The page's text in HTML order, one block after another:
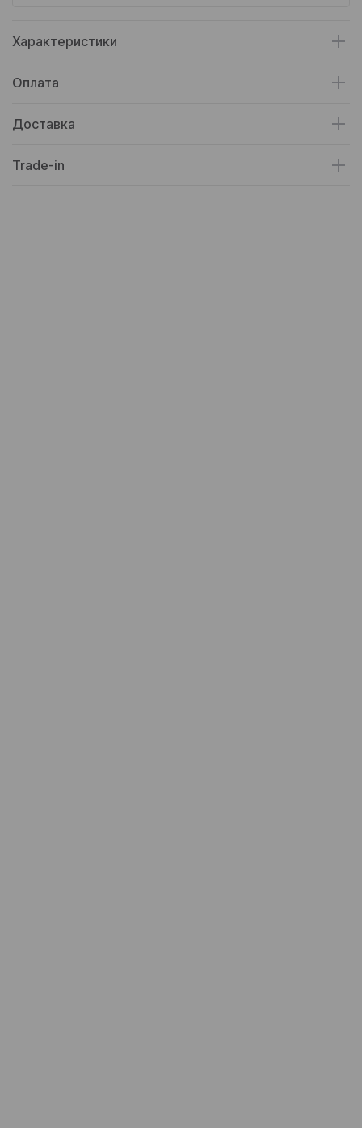
Характеристики
Оплата
Доставка
Trade-in